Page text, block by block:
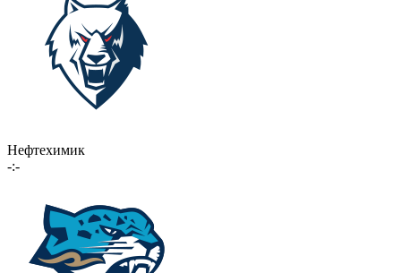
Нефтехимик
-:-